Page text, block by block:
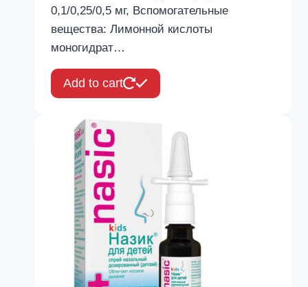
0,1/0,25/0,5 мг, Вспомогательные
вещества: Лимонной кислоты
моногидрат…
Add to cart